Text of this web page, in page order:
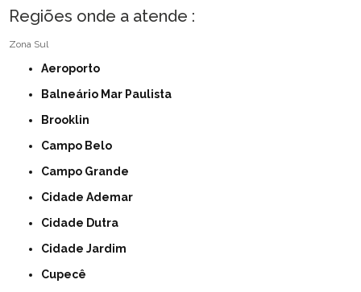
Regiões onde a atende :
Zona Sul
Aeroporto
Balneário Mar Paulista
Brooklin
Campo Belo
Campo Grande
Cidade Ademar
Cidade Dutra
Cidade Jardim
Cupecê